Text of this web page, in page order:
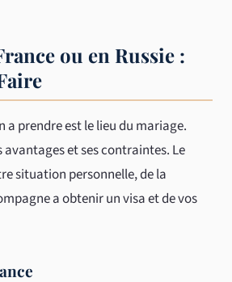
ou en Russie :
a prendre est le lieu du mariage.
avantages et ses contraintes. Le
situation personnelle, de la
a obtenir un visa et de vos